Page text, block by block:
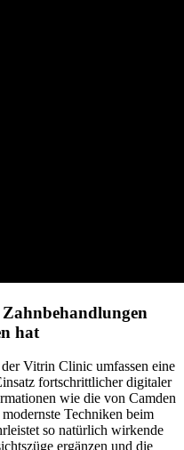
hat
Vitrin Clinic umfassen eine
fortschrittlicher digitaler
wie die von Camden
Techniken beim
so natürlich wirkende
ergänzen und die